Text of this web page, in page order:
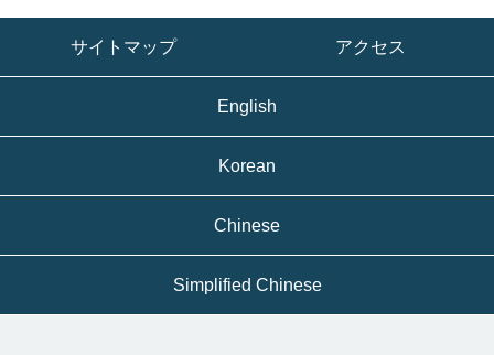
サイトマップ アクセス
English
Korean
Chinese
Simplified Chinese